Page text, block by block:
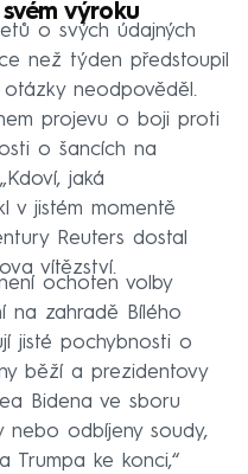
výroku
o svých údajných
než týden předstoupil
neodpověděl.
projevu o boji proti
o šancích na
jaká
v jistém momentě
Reuters dostal
vítězství.
ochoten volby
na zahradě Bílého
jisté pochybnosti o
běží a prezidentovy
Bidena ve sboru
nebo odbíjeny soudy,
Trumpa ke konci,“